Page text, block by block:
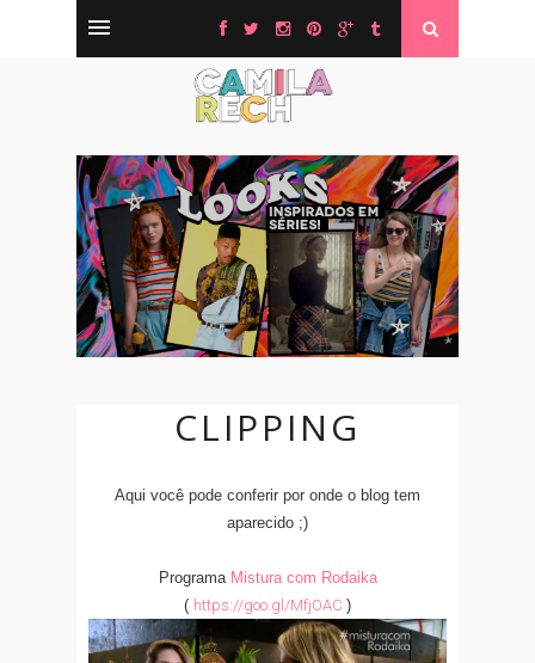
CLIPPING
Aqui você pode conferir por onde o blog tem
aparecido ;)
Programa Mistura com Rodaika
( https://goo.gl/MfjOAC )